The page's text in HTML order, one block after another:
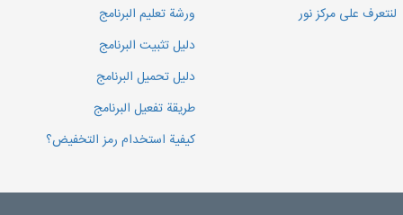
لنتعرف على مركز نور
ورشة تعليم البرنامج
دليل تثبيت البرنامج
دليل تحميل البرنامج
طريقة تفعيل البرنامج
كيفية استخدام رمز التخفيض؟